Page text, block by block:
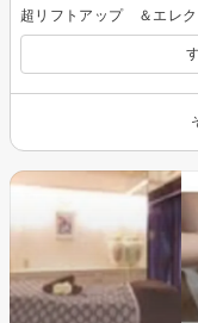
超リフトアップ ＆エレク